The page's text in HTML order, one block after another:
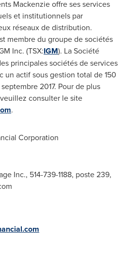
Mackenzie offre ses services
et institutionnels par
réseaux de distribution.
membre du groupe de sociétés
Inc. (TSX:IGM). La Société
principales sociétés de services
un actif sous gestion total de 150
2017. Pour de plus
consulter le site
.
Corporation
Inc., 514-739-1188, poste 239,